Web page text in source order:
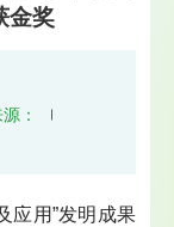
金奖
：
应用”发明成果